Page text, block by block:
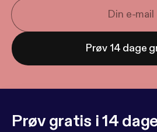
Prøv 14 dage
Prøv gratis i 14